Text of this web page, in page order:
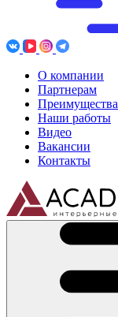
О компании
Партнерам
Преимущества
Наши работы
Видео
Вакансии
Контакты